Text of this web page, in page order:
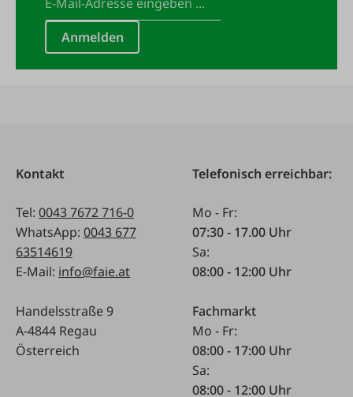
Anmelden
Kontakt
Tel: 0043 7672 716-0
WhatsApp: 0043 677
63514619
E-Mail: info@faie.at
Handelsstraße 9
A-4844 Regau
Österreich
Telefonisch erreichbar:
Mo - Fr:
07:30 - 17.00 Uhr
Sa:
08:00 - 12:00 Uhr
Fachmarkt
Mo - Fr:
08:00 - 17:00 Uhr
Sa:
08:00 - 12:00 Uhr